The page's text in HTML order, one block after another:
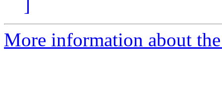
]
More information about